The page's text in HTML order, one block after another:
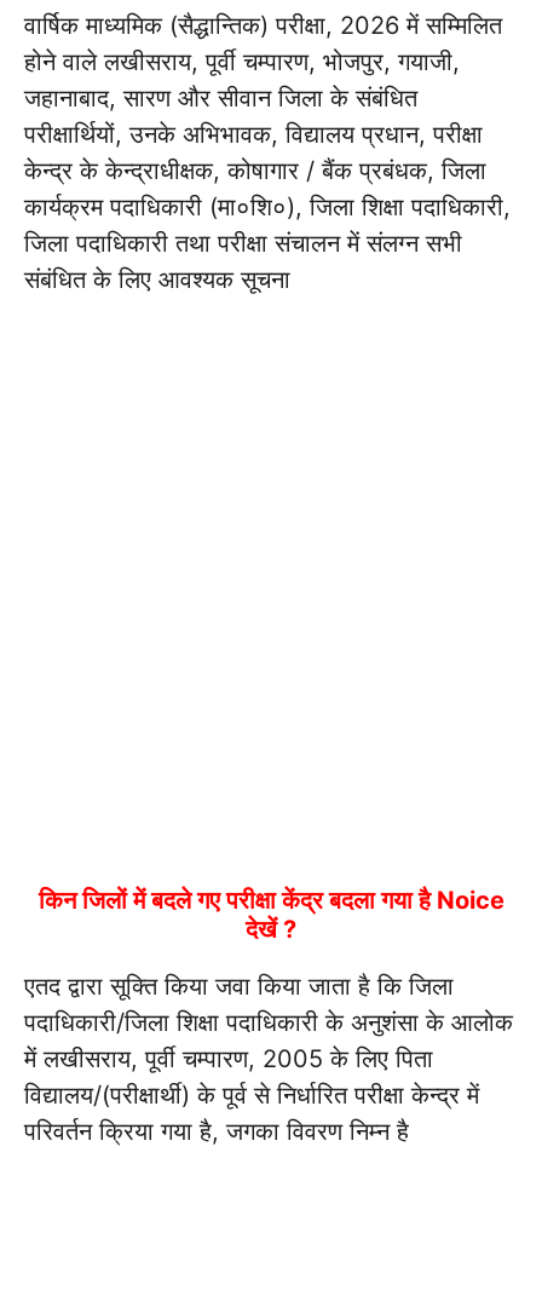
वार्षिक माध्यमिक (सैद्धान्तिक) परीक्षा, 2026 में सम्मिलित
होने वाले लखीसराय, पूर्वी चम्पारण, भोजपुर, गयाजी,
जहानाबाद, सारण और सीवान जिला के संबंधित
परीक्षार्थियों, उनके अभिभावक, विद्यालय प्रधान, परीक्षा
केन्द्र के केन्द्राधीक्षक, कोषागार / बैंक प्रबंधक, जिला
कार्यक्रम पदाधिकारी (मा०शि०), जिला शिक्षा पदाधिकारी,
जिला पदाधिकारी तथा परीक्षा संचालन में संलग्न सभी
संबंधित के लिए आवश्यक सूचना
किन जिलों में बदले गए परीक्षा केंद्र बदला गया है Noice
देखें ?
एतद द्वारा सूक्ति किया जवा किया जाता है कि जिला
पदाधिकारी/जिला शिक्षा पदाधिकारी के अनुशंसा के आलोक
में लखीसराय, पूर्वी चम्पारण, 2005 के लिए पिता
विद्यालय/(परीक्षार्थी) के पूर्व से निर्धारित परीक्षा केन्द्र में
परिवर्तन क्रिया गया है, जगका विवरण निम्न है